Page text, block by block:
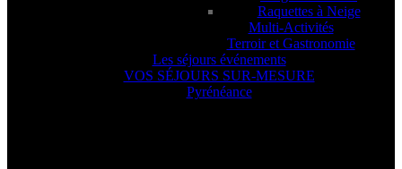
Raquettes à Neige
Multi-Activités
Terroir et Gastronomie
Les séjours événements
VOS SÉJOURS SUR-MESURE
Pyrénéance